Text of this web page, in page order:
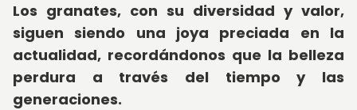
Los granates, con su diversidad y valor,
siguen siendo una joya preciada en la
actualidad, recordándonos que la belleza
perdura a través del tiempo y las
generaciones.